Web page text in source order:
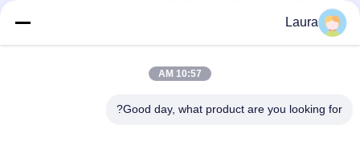
ports/Network Advantage/Stacking
C9200L-48P-4G-E, Cisco Catalyst 9200L Switch, 48xPoE+
4x1G Uplink Network Essentials
C9200L-48T-4X-E، محول Cisco Catalyst 9200L، 48xGE
Laura
10:57 AM
Good day, what product are you looking for?